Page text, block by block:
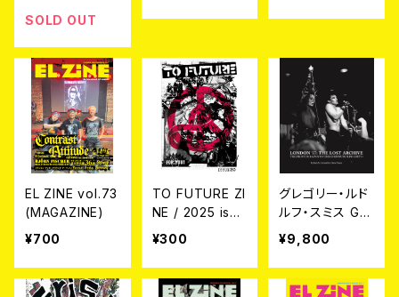
SOLD OUT
EL ZINE vol.73
(MAGAZINE)
¥700
TO FUTURE ZI
NE / 2025 issu
e 20 (zine)
¥300
グレゴリー・ルド
ルフ・スミス Gre
gory Rudolph
Smith / ロンド
ン'77：失われた
アーカイブ Lon
¥9,800